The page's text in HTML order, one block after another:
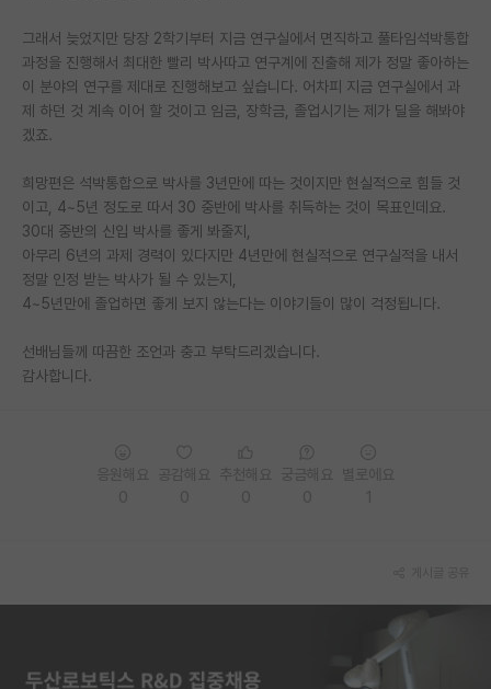
반도체/AI 게시판
장학금/장학생 게시판
홍보 게시판
커리어
유학교육
반도체 아카데미
그래서 늦었지만 당장 2학기부터 지금 연구실에서 면직하고 풀타임석박통합
과정을 진행해서 최대한 빨리 박사따고 연구계에 진출해 제가 정말 좋아하는
이 분야의 연구를 제대로 진행해보고 싶습니다. 어차피 지금 연구실에서 과
제 하던 것 계속 이어 할 것이고 임금, 장학금, 졸업시기는 제가 딜을 해봐야
겠죠.
희망편은 석박통합으로 박사를 3년만에 따는 것이지만 현실적으로 힘들 것
이고, 4~5년 정도로 따서 30 중반에 박사를 취득하는 것이 목표인데요.
30대 중반의 신입 박사를 좋게 봐줄지,
아무리 6년의 과제 경력이 있다지만 4년만에 현실적으로 연구실적을 내서
정말 인정 받는 박사가 될 수 있는지,
4~5년만에 졸업하면 좋게 보지 않는다는 이야기들이 많이 걱정됩니다.
선배님들께 따끔한 조언과 충고 부탁드리겠습니다.
감사합니다.